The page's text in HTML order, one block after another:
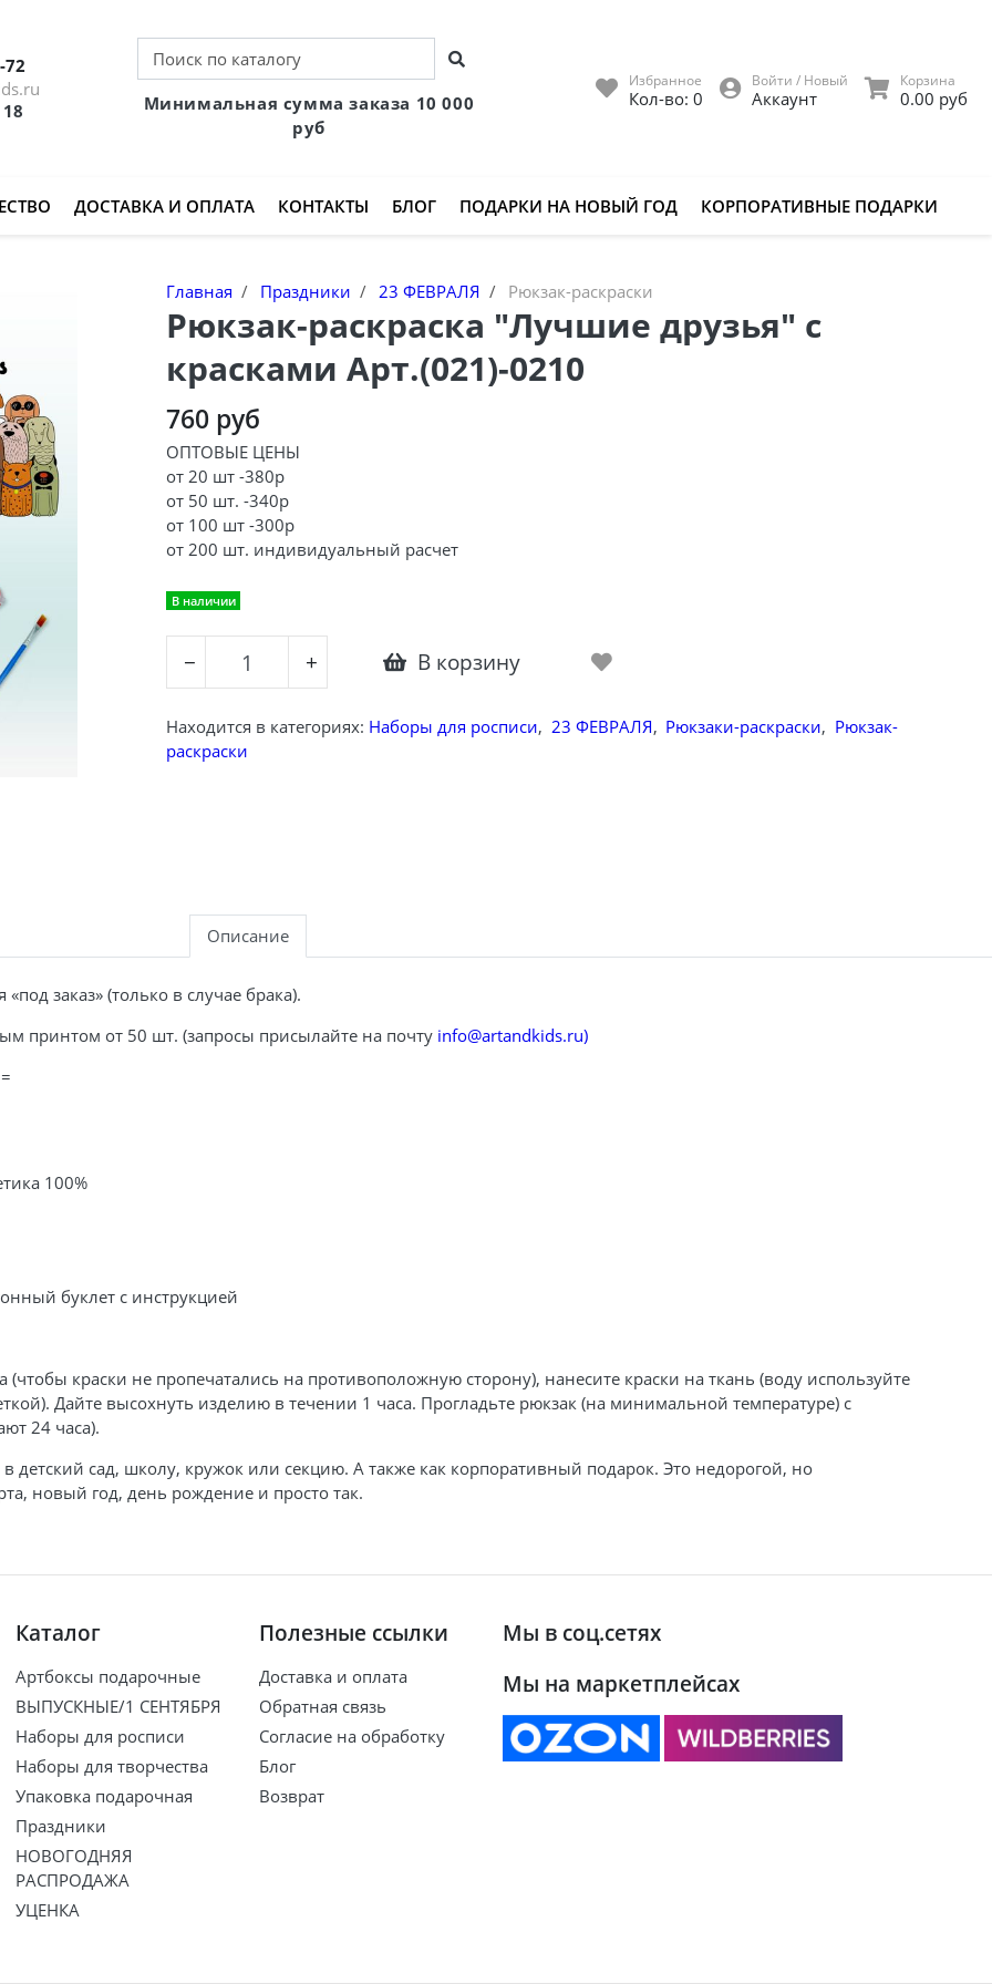
72
Минимальная сумма заказа 10 000
руб
Избранное
Кол-во: 0
Войти / Новый
Аккаунт
Корзина
0.00 руб
ДОСТАВКА И ОПЛАТА КОНТАКТЫ БЛОГ ПОДАРКИ НА НОВЫЙ ГОД КОРПОРАТИВНЫЕ ПОДАРКИ
Главная Праздники 23 ФЕВРАЛЯ Рюкзак-раскраски
Рюкзак-раскраска "Лучшие друзья" с
красками Арт.(021)-0210
760 руб
ОПТОВЫЕ ЦЕНЫ
от 20 шт -380р
от 50 шт. -340р
от 100 шт -300р
от 200 шт. индивидуальный расчет
В наличии
− + В корзину
Находится в категориях: Наборы для росписи, 23 ФЕВРАЛЯ, Рюкзаки-раскраски, Рюкзак-
раскраски
Описание
заказ» (только в случае брака).
принтом от 50 шт. (запросы присылайте на почту info@artandkids.ru)
100%
буклет с инструкцией
краски не пропечатались на противоположную сторону), нанесите краски на ткань (воду используйте
Дайте высохнуть изделию в течении 1 часа. Прогладьте рюкзак (на минимальной температуре) с
24 часа).
детский сад, школу, кружок или секцию. А также как корпоративный подарок. Это недорогой, но
новый год, день рождение и просто так.
Каталог
Артбоксы подарочные
ВЫПУСКНЫЕ/1 СЕНТЯБРЯ
Наборы для росписи
Наборы для творчества
Упаковка подарочная
Праздники
НОВОГОДНЯЯ
РАСПРОДАЖА
УЦЕНКА
Полезные ссылки
Доставка и оплата
Обратная связь
Согласие на обработку
Блог
Возврат
Мы в соц.сетях
Мы на маркетплейсах